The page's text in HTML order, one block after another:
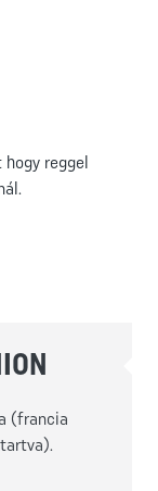
reggel
(francia